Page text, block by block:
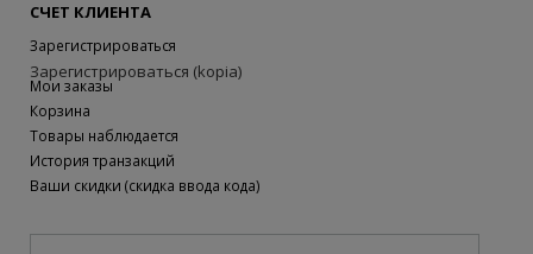
СЧЕТ КЛИЕНТА
Зарегистрироваться
Зарегистрироваться (kopia)
Мои заказы
Корзина
Товары наблюдается
История транзакций
Ваши скидки (скидка ввода кода)